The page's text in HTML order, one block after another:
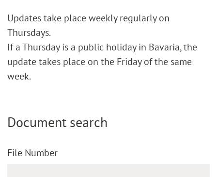
Updates take place weekly regularly on
Thursdays.
If a Thursday is a public holiday in Bavaria, the
update takes place on the Friday of the same
week.
Document search
File Number